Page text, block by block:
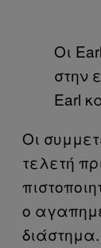
Οι
στην
Earl
Οι
τελετή
ο